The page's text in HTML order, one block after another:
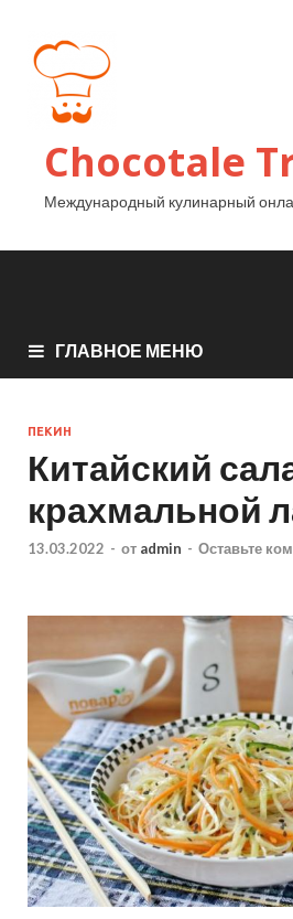
Chocotale
Международный кулинарный
ГЛАВНОЕ МЕНЮ
ПЕКИН
Китайский
крахмальной
13.03.2022 - от admin - Оставьте